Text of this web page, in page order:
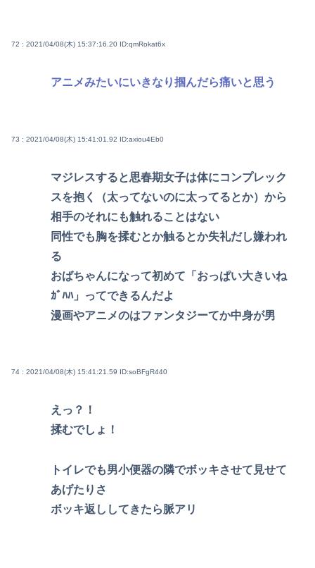
72 : 2021/04/08(木) 15:37:16.20 ID:qmRokat6x
アニメみたいにいきなり掴んだら痛いと思う
73 : 2021/04/08(木) 15:41:01.92 ID:axiou4Eb0
マジレスすると思春期女子は体にコンプレック
スを抱く（太ってないのに太ってるとか）から
相手のそれにも触れることはない
同性でも胸を揉むとか触るとか失礼だし嫌われ
る
おばちゃんになって初めて「おっぱい大きいね
ｶﾞﾊﾊ」ってできるんだよ
漫画やアニメのはファンタジーてか中身が男
74 : 2021/04/08(木) 15:41:21.59 ID:soBFgR440
えっ？！
揉むでしょ！
トイレでも男小便器の隣でボッキさせて見せて
あげたりさ
ボッキ返ししてきたら脈アリ